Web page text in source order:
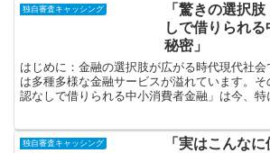
独自審査キャッシング
「驚きの選択
しで借りられ
秘密」
はじめに：金融の選択肢が広がる時代現代社
は多種多様な金融サービスが溢れています。
認なしで借りられる中小消費者金融」は今、特
す。これらの金融機関は、スピードと柔軟性を
独自審査キャッシング
「実はこんな